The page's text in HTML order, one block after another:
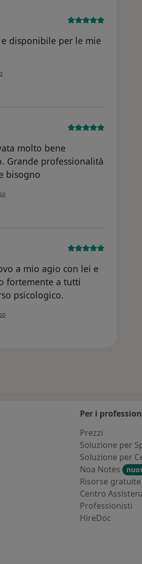
disponibile per le mie
dell'utente M. L.
molto bene
Grande professionalità
bisogno
dell'utente G.P
a mio agio con lei e
fortemente a tutti
psicologico.
dell'utente M.M.
Per i
Prezzi
Soluzione per
Soluzione per
Noa Notes
Risorse gratuite
Centro
Professionisti
HireDoc